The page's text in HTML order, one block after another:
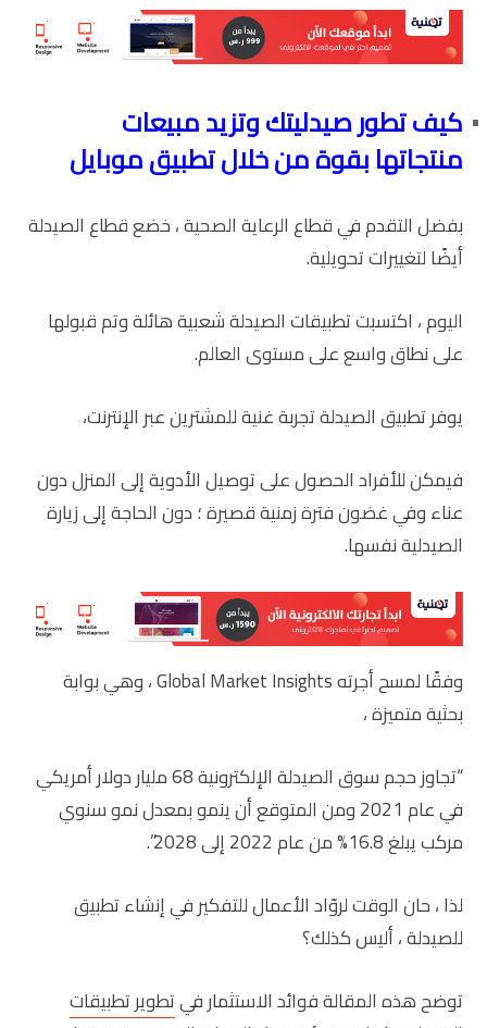
كيف تطور صيدليتك وتزيد مبيعات
منتجاتها بقوة من خلال تطبيق موبايل
بفضل التقدم في قطاع الرعاية الصحية ، خضع قطاع الصيدلة
أيضًا لتغييرات تحويلية.
اليوم ، اكتسبت تطبيقات الصيدلة شعبية هائلة وتم قبولها
على نطاق واسع على مستوى العالم.
يوفر تطبيق الصيدلة تجربة غنية للمشترين عبر الإنترنت،
فيمكن للأفراد الحصول على توصيل الأدوية إلى المنزل دون
عناء وفي غضون فترة زمنية قصيرة ؛ دون الحاجة إلى زيارة
الصيدلية نفسها.
وفقًا لمسح أجرته Global Market Insights ، وهي بوابة
بحثية متميزة ،
“تجاوز حجم سوق الصيدلة الإلكترونية 68 مليار دولار أمريكي
في عام 2021 ومن المتوقع أن ينمو بمعدل نمو سنوي
مركب يبلغ 16.8% من عام 2022 إلى 2028”.
لذا ، حان الوقت لروّاد الأعمال للتفكير في إنشاء تطبيق
للصيدلة ، أليس كذلك؟
توضح هذه المقالة فوائد الاستثمار فيتطوير تطبيقات